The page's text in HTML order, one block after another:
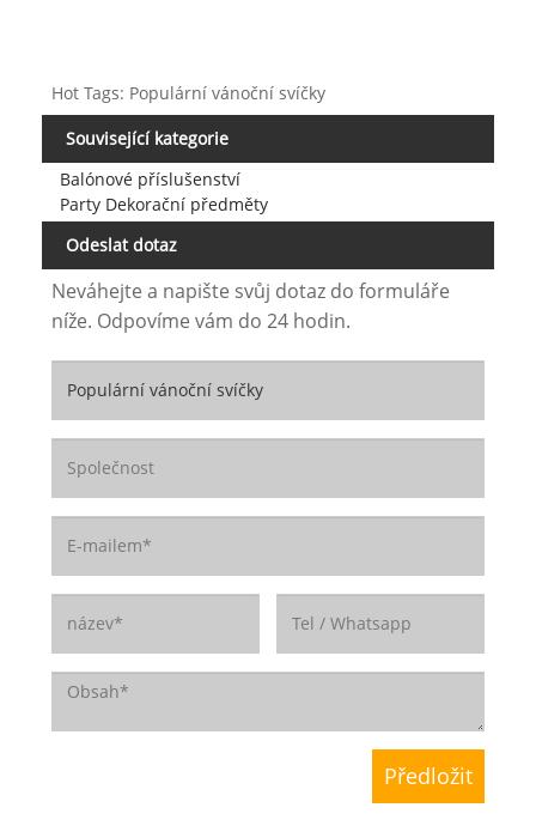
Hot Tags: Populární vánoční svíčky
Související kategorie
Balónové příslušenství
Party Dekorační předměty
Odeslat dotaz
Neváhejte a napište svůj dotaz do formuláře
níže. Odpovíme vám do 24 hodin.